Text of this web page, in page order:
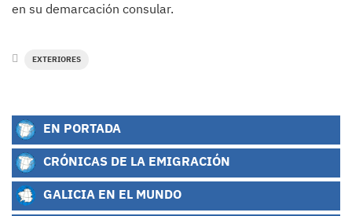
en su demarcación consular.
EXTERIORES
EN PORTADA
CRÓNICAS DE LA EMIGRACIÓN
GALICIA EN EL MUNDO